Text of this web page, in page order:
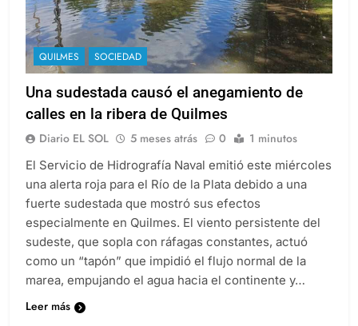
QUILMES SOCIEDAD
Una sudestada causó el anegamiento de
calles en la ribera de Quilmes
Diario EL SOL 5 meses atrás 0 1 minutos
El Servicio de Hidrografía Naval emitió este miércoles
una alerta roja para el Río de la Plata debido a una
fuerte sudestada que mostró sus efectos
especialmente en Quilmes. El viento persistente del
sudeste, que sopla con ráfagas constantes, actuó
como un “tapón” que impidió el flujo normal de la
marea, empujando el agua hacia el continente y…
Leer más